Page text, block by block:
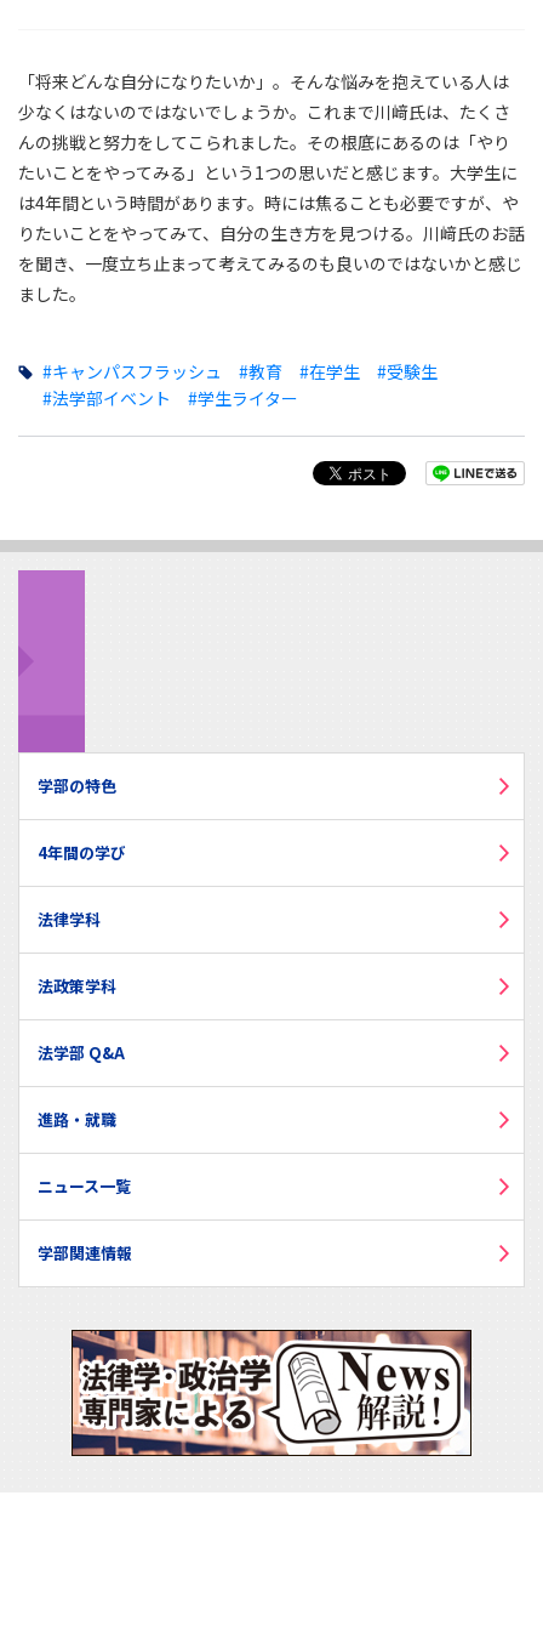
「将来どんな自分になりたいか」。そんな悩みを抱えている人は
少なくはないのではないでしょうか。これまで川﨑氏は、たくさ
んの挑戦と努力をしてこられました。その根底にあるのは「やり
たいことをやってみる」という1つの思いだと感じます。大学生に
は4年間という時間があります。時には焦ることも必要ですが、や
りたいことをやってみて、自分の生き方を見つける。川﨑氏のお話
を聞き、一度立ち止まって考えてみるのも良いのではないかと感じ
ました。
#キャンパスフラッシュ #教育 #在学生
#受験生
#法学部イベント
#学生ライター
学部の特色
4年間の学び
法律学科
法政策学科
法学部 Q&A
進路・就職
ニュース一覧
学部関連情報